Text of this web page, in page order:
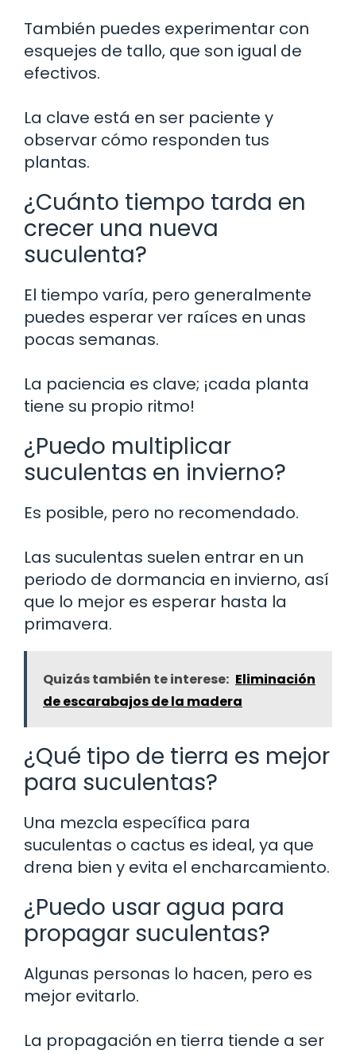
También puedes experimentar con
esquejes de tallo, que son igual de
efectivos.
La clave está en ser paciente y
observar cómo responden tus
plantas.
¿Cuánto tiempo tarda en
crecer una nueva
suculenta?
El tiempo varía, pero generalmente
puedes esperar ver raíces en unas
pocas semanas.
La paciencia es clave; ¡cada planta
tiene su propio ritmo!
¿Puedo multiplicar
suculentas en invierno?
Es posible, pero no recomendado.
Las suculentas suelen entrar en un
periodo de dormancia en invierno, así
que lo mejor es esperar hasta la
primavera.
Quizás también te interese: Eliminación
de escarabajos de la madera
¿Qué tipo de tierra es mejor
para suculentas?
Una mezcla específica para
suculentas o cactus es ideal, ya que
drena bien y evita el encharcamiento.
¿Puedo usar agua para
propagar suculentas?
Algunas personas lo hacen, pero es
mejor evitarlo.
La propagación en tierra tiende a ser